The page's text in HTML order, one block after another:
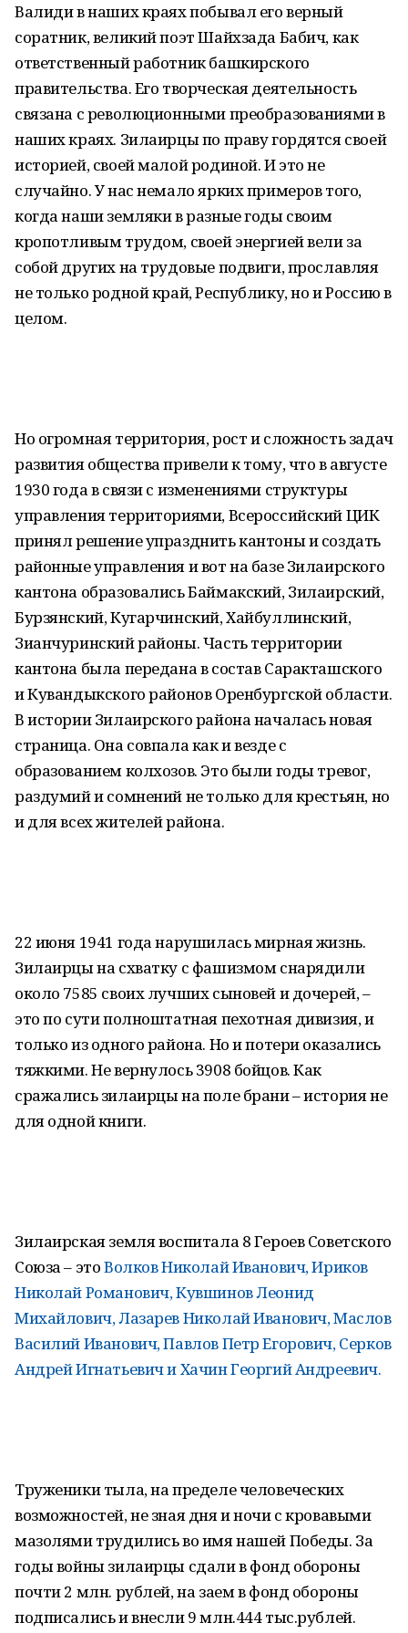
Валиди в наших краях побывал его верный
соратник, великий поэт Шайхзада Бабич, как
ответственный работник башкирского
правительства. Его творческая деятельность
связана с революционными преобразованиями в
наших краях. Зилаирцы по праву гордятся своей
историей, своей малой родиной. И это не
случайно. У нас немало ярких примеров того,
когда наши земляки в разные годы своим
кропотливым трудом, своей энергией вели за
собой других на трудовые подвиги, прославляя
не только родной край, Республику, но и Россию в
целом.
Но огромная территория, рост и сложность задач
развития общества привели к тому, что в августе
1930 года в связи с изменениями структуры
управления территориями, Всероссийский ЦИК
принял решение упразднить кантоны и создать
районные управления и вот на базе Зилаирского
кантона образовались Баймакский, Зилаирский,
Бурзянский, Кугарчинский, Хайбуллинский,
Зианчуринский районы. Часть территории
кантона была передана в состав Саракташского
и Кувандыкского районов Оренбургской области.
В истории Зилаирского района началась новая
страница. Она совпала как и везде с
образованием колхозов. Это были годы тревог,
раздумий и сомнений не только для крестьян, но
и для всех жителей района.
22 июня 1941 года нарушилась мирная жизнь.
Зилаирцы на схватку с фашизмом снарядили
около 7585 своих лучших сыновей и дочерей, –
это по сути полноштатная пехотная дивизия, и
только из одного района. Но и потери оказались
тяжкими. Не вернулось 3908 бойцов. Как
сражались зилаирцы на поле брани – история не
для одной книги.
Зилаирская земля воспитала 8 Героев Советского
Союза – этоВолков Николай Иванович, Ириков
Николай Романович, Кувшинов Леонид
Михайлович, Лазарев Николай Иванович, Маслов
Василий Иванович, Павлов Петр Егорович, Серков
Андрей Игнатьевич и Хачин Георгий Андреевич.
Труженики тыла, на пределе человеческих
возможностей, не зная дня и ночи с кровавыми
мазолями трудились во имя нашей Победы. За
годы войны зилаирцы сдали в фонд обороны
почти 2 млн. рублей, на заем в фонд обороны
подписались и внесли 9 млн.444 тыс.рублей.